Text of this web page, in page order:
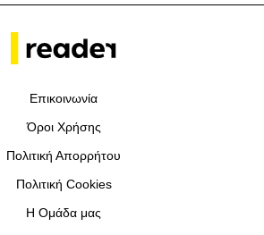
Επικοινωνία
Όροι Χρήσης
Πολιτική Απορρήτου
Πολιτική Cookies
Η Ομάδα μας